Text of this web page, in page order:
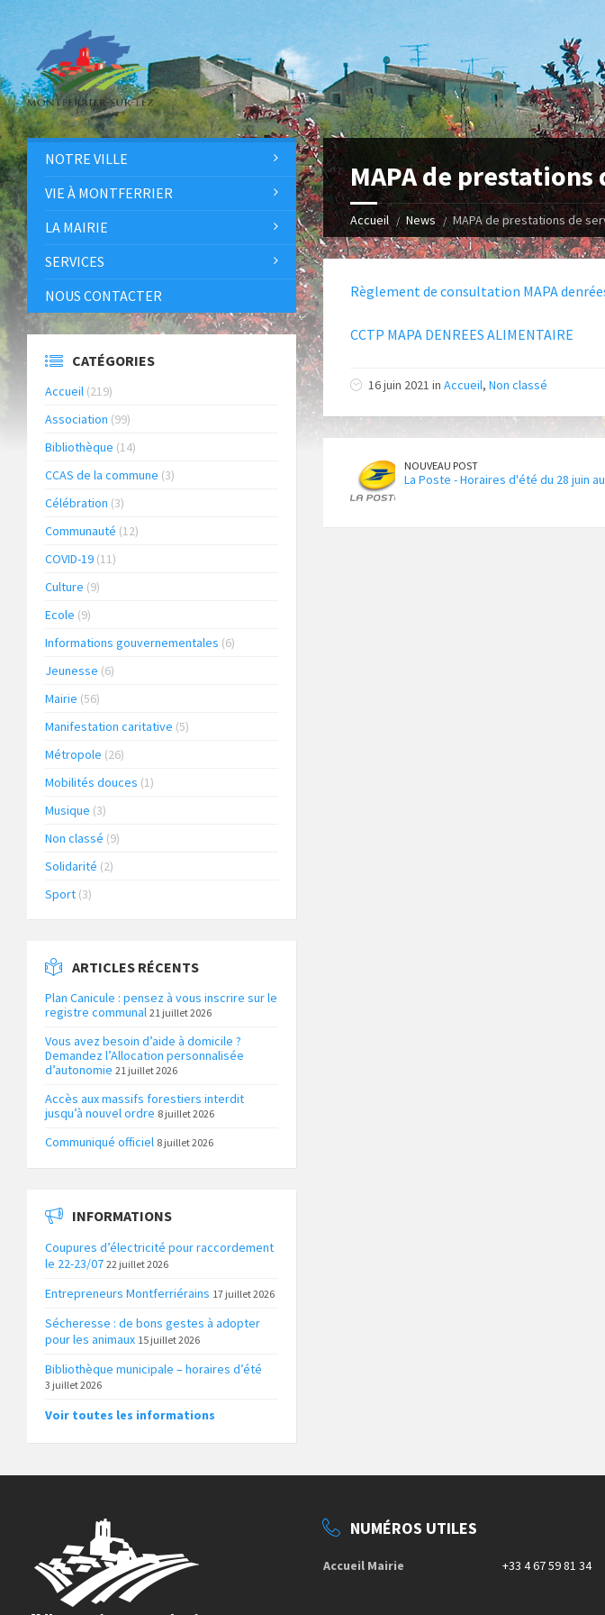
MAPA de prestations
Accueil News MAPA de prestations de
Règlement de consultation MAPA
CCTP MAPA DENREES ALIMENTAIRE
16 juin 2021 in Accueil, Non classé
NOUVEAU POST
La Poste - Horaires d'été du 28 juin
NOTRE VILLE
VIE À MONTFERRIER
LA MAIRIE
SERVICES
NOUS CONTACTER
CATÉGORIES
Accueil (219)
Association (99)
Bibliothèque (14)
CCAS de la commune (3)
Célébration (3)
Communauté (12)
COVID-19 (11)
Culture (9)
Ecole (9)
Informations gouvernementales (6)
Jeunesse (6)
Mairie (56)
Manifestation caritative (5)
Métropole (26)
Mobilités douces (1)
Musique (3)
Non classé (9)
Solidarité (2)
Sport (3)
ARTICLES RÉCENTS
Plan Canicule : pensez à vous inscrire sur le
registre communal 21 juillet 2026
Vous avez besoin d’aide à domicile ?
Demandez l’Allocation personnalisée
d’autonomie 21 juillet 2026
Accès aux massifs forestiers interdit
jusqu’à nouvel ordre 8 juillet 2026
Communiqué officiel 8 juillet 2026
INFORMATIONS
Coupures d’électricité pour raccordement
le 22-23/07 22 juillet 2026
Entrepreneurs Montferriérains 17 juillet 2026
Sécheresse : de bons gestes à adopter
pour les animaux 15 juillet 2026
Bibliothèque municipale – horaires d’été
3 juillet 2026
Voir toutes les informations
NUMÉROS UTILES
Accueil Mairie +33 4 67 59 81 34